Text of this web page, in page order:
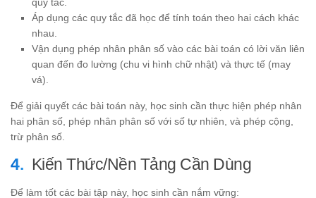
Áp dụng các quy tắc đã học để tính toán theo hai cách khác
nhau.
Vận dụng phép nhân phân số vào các bài toán có lời văn liên
quan đến đo lường (chu vi hình chữ nhật) và thực tế (may
vá).
Để giải quyết các bài toán này, học sinh cần thực hiện phép nhân
hai phân số, phép nhân phân số với số tự nhiên, và phép cộng,
trừ phân số.
Kiến Thức/Nền Tảng Cần Dùng
Để làm tốt các bài tập này, học sinh cần nắm vững: